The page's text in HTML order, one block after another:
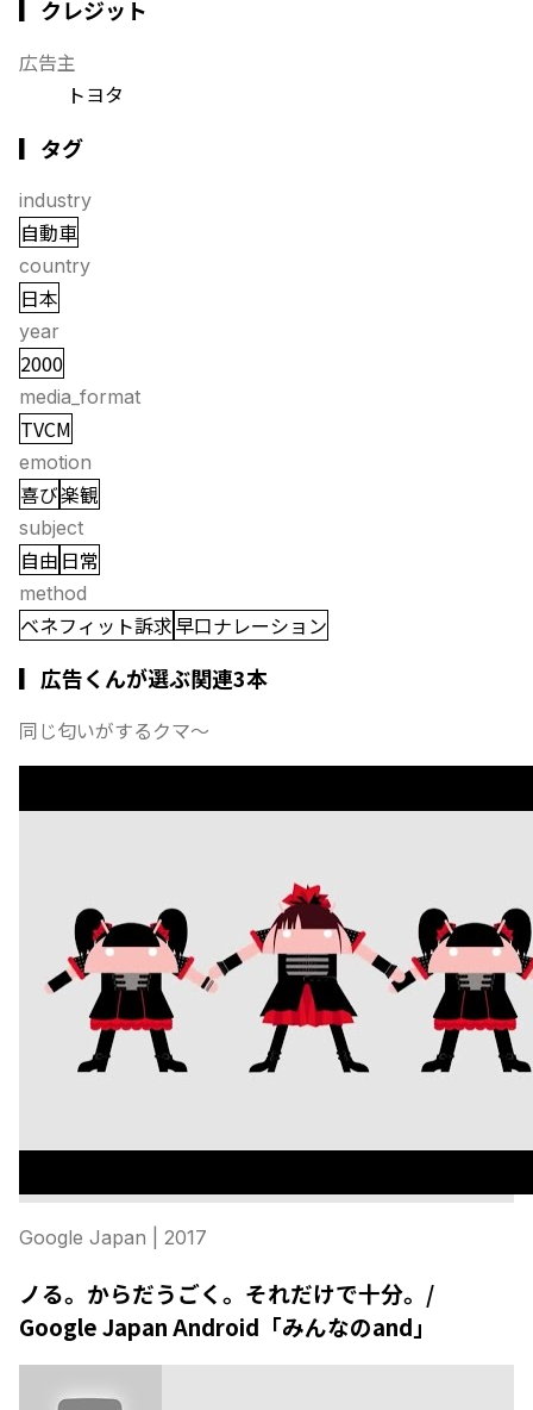
▎クレジット
広告主
トヨタ
▎タグ
industry
自動車
country
日本
year
2000
media_format
TVCM
emotion
喜び楽観
subject
自由 日常
method
ベネフィット訴求早口ナレーション
▎広告くんが選ぶ関連3本
同じ匂いがするクマ〜
Google Japan | 2017
ノる。からだうごく。それだけで十分。/
Google Japan Android「みんなのand」